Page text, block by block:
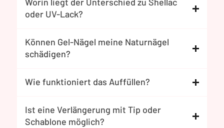
Worin liegt der Unterschied zu Shellac
oder UV-Lack?
Können Gel-Nägel meine Naturnägel
schädigen?
Wie funktioniert das Auffüllen?
Ist eine Verlängerung mit Tip oder
Schablone möglich?